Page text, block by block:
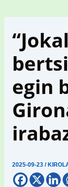
egin
2025-09-23/